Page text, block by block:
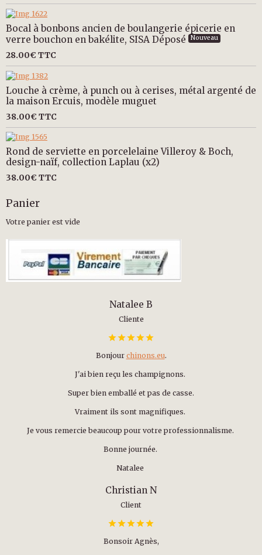
Bocal à bonbons ancien de boulangerie épicerie en
verre bouchon en bakélite, SISA Déposé
Nouveau
28.00€ TTC
Louche à crème, à punch ou à cerises, métal argenté de
la maison Ercuis, modèle muguet
38.00€ TTC
Rond de serviette en porcelelaine Villeroy & Boch,
design-naïf, collection Laplau (x2)
38.00€ TTC
Panier
Votre panier est vide
Natalee B
Cliente
Bonjour chinons.eu.
J'ai bien reçu les champignons.
Super bien emballé et pas de casse.
Vraiment ils sont magnifiques.
Je vous remercie beaucoup pour votre professionnalisme.
Bonne journée.
Natalee
Christian N
Client
Bonsoir Agnès,